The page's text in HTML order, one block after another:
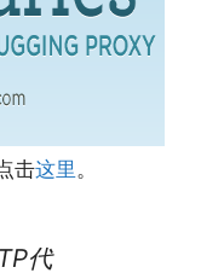
击这里。
代